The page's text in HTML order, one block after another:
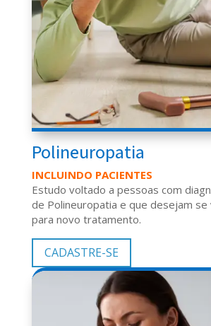
Polineuropatia
INCLUINDO PACIENTES
Estudo voltado a pessoas com
de Polineuropatia e que desejam se
para novo tratamento.
CADASTRE-SE